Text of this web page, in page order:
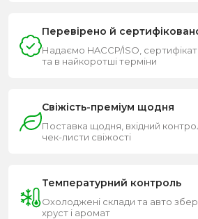
Перевірено й
Надаємо HACCP/ISO,
та в найкоротші терміни
Свіжість-преміум щодня
Поставка щодня, вхідний
чек-листи свіжості
Температурний контроль
Охолоджені склади та авто
хруст і аромат